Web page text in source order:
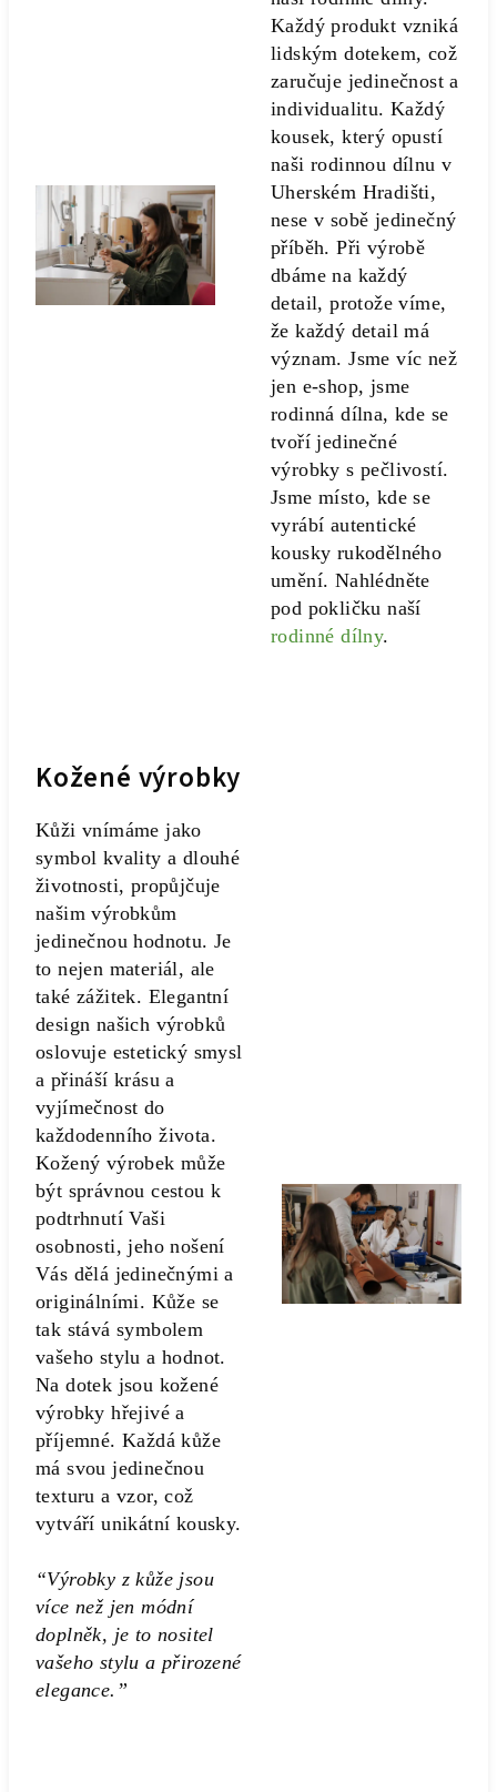
Každý produkt vzniká
lidským dotekem, což
zaručuje jedinečnost a
individualitu. Každý
kousek, který opustí
naši rodinnou dílnu v
Uherském Hradišti,
nese v sobě jedinečný
příběh. Při výrobě
dbáme na každý
detail, protože víme,
že každý detail má
význam. Jsme víc než
jen e-shop, jsme
rodinná dílna, kde se
tvoří jedinečné
výrobky s pečlivostí.
Jsme místo, kde se
vyrábí autentické
kousky rukodělného
umění. Nahlédněte
pod pokličku naší
rodinné dílny.
Kožené výrobky
Kůži vnímáme jako
symbol kvality a dlouhé
životnosti, propůjčuje
našim výrobkům
jedinečnou hodnotu. Je
to nejen materiál, ale
také zážitek. Elegantní
design našich výrobků
oslovuje estetický smysl
a přináší krásu a
vyjímečnost do
každodenního života.
Kožený výrobek může
být správnou cestou k
podtrhnutí Vaši
osobnosti, jeho nošení
Vás dělá jedinečnými a
originálními. Kůže se
tak stává symbolem
vašeho stylu a hodnot.
Na dotek jsou kožené
výrobky hřejivé a
příjemné. Každá kůže
má svou jedinečnou
texturu a vzor, což
vytváří unikátní kousky.
“Výrobky z kůže jsou
více než jen módní
doplněk, je to nositel
vašeho stylu a přirozené
elegance.”